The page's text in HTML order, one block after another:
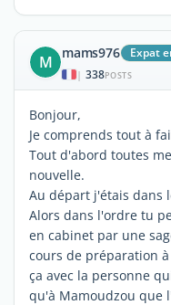
M mams976 Expat
| 338POSTS
Bonjour,
Je comprends tout à
Tout d'abord toutes
nouvelle.
Au départ j'étais dans
Alors dans l'ordre tu
en cabinet par une
cours de préparation
ça avec la personne
qu'à Mamoudzou que